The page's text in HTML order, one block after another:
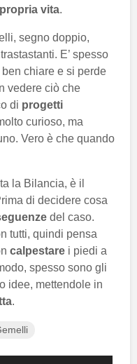
propria vita.
segno doppio,
E’ spesso
chiare e si perde
vedere ciò che
di progetti
curioso, ma
Vero è che quando
la Bilancia, è il
di decidere cosa
del caso.
tutti, quindi pensa
calpestare i piedi a
spesso sono gli
idee, mettendole in
.